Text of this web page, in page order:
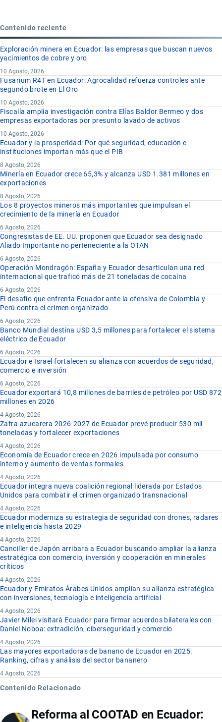
Contenido reciente
Exploración minera en Ecuador: las empresas que buscan nuevos
yacimientos de cobre y oro
10 Agosto, 2026
Fusarium R4T en Ecuador: Agrocalidad refuerza controles ante
segundo brote en El Oro
10 Agosto, 2026
Fiscalía amplía investigación contra Elías Baldor Bermeo y dos
empresas exportadoras por presunto lavado de activos
10 Agosto, 2026
Ecuador y la prosperidad: Por qué seguridad, educación e
instituciones importan más que el PIB
8 Agosto, 2026
Minería en Ecuador crece 65,3% y alcanza USD 1.381 millones en
exportaciones
8 Agosto, 2026
Los 8 proyectos mineros más importantes que impulsan el
crecimiento de la minería en Ecuador
6 Agosto, 2026
Congresistas de EE. UU. proponen que Ecuador sea designado
Aliado Importante no perteneciente a la OTAN
6 Agosto, 2026
Operación Mondragón: España y Ecuador desarticulan una red
internacional que traficó más de 21 toneladas de cocaína
6 Agosto, 2026
El desafío que enfrenta Ecuador ante la ofensiva de Colombia y
Perú contra el crimen organizado
6 Agosto, 2026
Banco Mundial destina USD 3,5 millones para fortalecer el sistema
eléctrico de Ecuador
6 Agosto, 2026
Ecuador e Israel fortalecen su alianza con acuerdos de seguridad,
comercio e inversión
6 Agosto, 2026
Ecuador exportará 10,8 millones de barriles de petróleo por USD 872
millones en 2026
4 Agosto, 2026
Zafra azucarera 2026-2027 de Ecuador prevé producir 530 mil
toneladas y fortalecer exportaciones
4 Agosto, 2026
Economía de Ecuador crece en 2026 impulsada por consumo
interno y aumento de ventas formales
4 Agosto, 2026
Ecuador integra nueva coalición regional liderada por Estados
Unidos para combatir el crimen organizado transnacional
4 Agosto, 2026
Ecuador moderniza su estrategia de seguridad con drones, radares
e inteligencia hasta 2029
4 Agosto, 2026
Canciller de Japón arribara a Ecuador buscando ampliar la alianza
estratégica con comercio, inversión y cooperación en minerales
críticos
4 Agosto, 2026
Ecuador y Emiratos Árabes Unidos amplían su alianza estratégica
con inversiones, tecnología e inteligencia artificial
4 Agosto, 2026
Javier Milei visitará Ecuador para firmar acuerdos bilaterales con
Daniel Noboa: extradición, ciberseguridad y comercio
4 Agosto, 2026
Las mayores exportadoras de banano de Ecuador en 2025:
Ranking, cifras y análisis del sector bananero
4 Agosto, 2026
Contenido Relacionado
Reforma al COOTAD en Ecuador: